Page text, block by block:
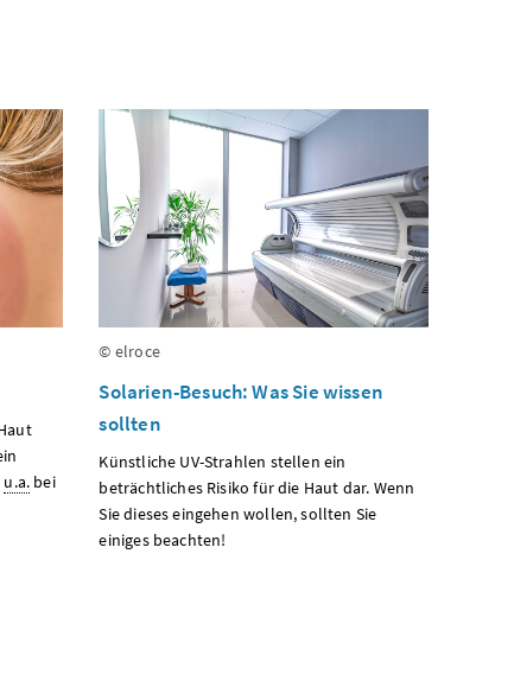
u.a. bei
© elroce
Solarien-Besuch: Was Sie wissen
sollten
Künstliche UV-Strahlen stellen ein
beträchtliches Risiko für die Haut dar. Wenn
Sie dieses eingehen wollen, sollten Sie
einiges beachten!